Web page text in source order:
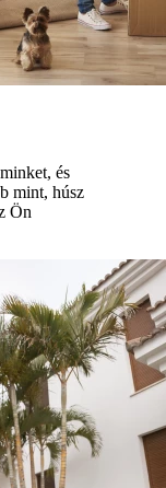
és
mint, húsz
Ön